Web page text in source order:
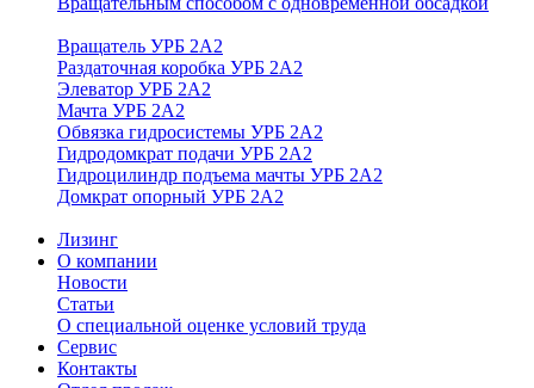
Вращатель УРБ 2А2
Раздаточная коробка УРБ 2А2
Элеватор УРБ 2А2
Мачта УРБ 2А2
Обвязка гидросистемы УРБ 2А2
Гидродомкрат подачи УРБ 2А2
Гидроцилиндр подъема мачты УРБ 2А2
Домкрат опорный УРБ 2А2
Лизинг
О компании
Новости
Статьи
О специальной оценке условий труда
Сервис
Контакты